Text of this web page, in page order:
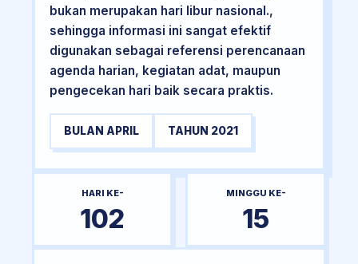
bukan merupakan hari libur nasional.,
sehingga informasi ini sangat efektif
digunakan sebagai referensi perencanaan
agenda harian, kegiatan adat, maupun
pengecekan hari baik secara praktis.
BULAN APRIL TAHUN 2021
HARI KE-
102
MINGGU KE-
15